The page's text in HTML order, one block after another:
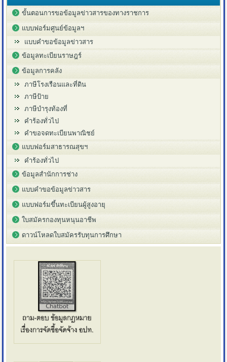
ขั้นตอนการขอข้อมูลข่าวสารของทางราชการ
แบบฟอร์มศูนย์ข้อมูลฯ
แบบคำขอข้อมูลข่าวสาร
ข้อมูลทะเบียนราษฎร์
ข้อมูลการคลัง
ภาษีโรงเรือนและที่ดิน
ภาษีป้าย
ภาษีบำรุงท้องที่
คำร้องทั่วไป
คำขอจดทะเบียนพาณิชย์
แบบฟอร์มสาธารณสุขฯ
คำร้องทั่วไป
ข้อมูลสำนักการช่าง
แบบคำขอข้อมูลข่าวสาร
แบบฟอร์มขึ้นทะเบียนผู้สูงอายุ
ใบสมัครกองทุนหนุนอาชีพ
ดาวน์โหลดใบสมัครรับทุนการศึกษา